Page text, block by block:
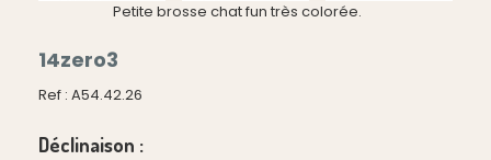
Petite brosse chat fun très colorée.
14zero3
Ref : A54.42.26
Déclinaison :